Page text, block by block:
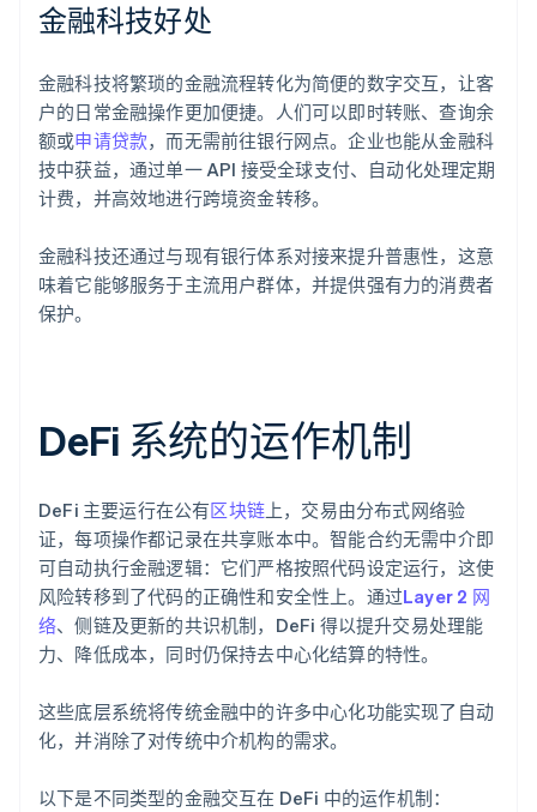
金融科技好处
金融科技将繁琐的金融流程转化为简便的数字交互，让客
户的日常金融操作更加便捷。人们可以即时转账、查询余
额或申请贷款，而无需前往银行网点。企业也能从金融科
技中获益，通过单一 API 接受全球支付、自动化处理定期
计费，并高效地进行跨境资金转移。
金融科技还通过与现有银行体系对接来提升普惠性，这意
味着它能够服务于主流用户群体，并提供强有力的消费者
保护。
DeFi 系统的运作机制
DeFi 主要运行在公有区块链 上，交易由分布式网络验
证，每项操作都记录在共享账本中。智能合约无需中介即
可自动执行金融逻辑：它们严格按照代码设定运行，这使
风险转移到了代码的正确性和安全性上。通过Layer 2 网
络、侧链及更新的共识机制，DeFi 得以提升交易处理能
力、降低成本，同时仍保持去中心化结算的特性。
这些底层系统将传统金融中的许多中心化功能实现了自动
化，并消除了对传统中介机构的需求。
以下是不同类型的金融交互在 DeFi 中的运作机制：